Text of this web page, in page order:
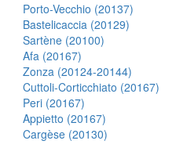
Porto-Vecchio (20137)
Bastelicaccia (20129)
Sartène (20100)
Afa (20167)
Zonza (20124-20144)
Cuttoli-Corticchiato (20167)
Peri (20167)
Appietto (20167)
Cargèse (20130)